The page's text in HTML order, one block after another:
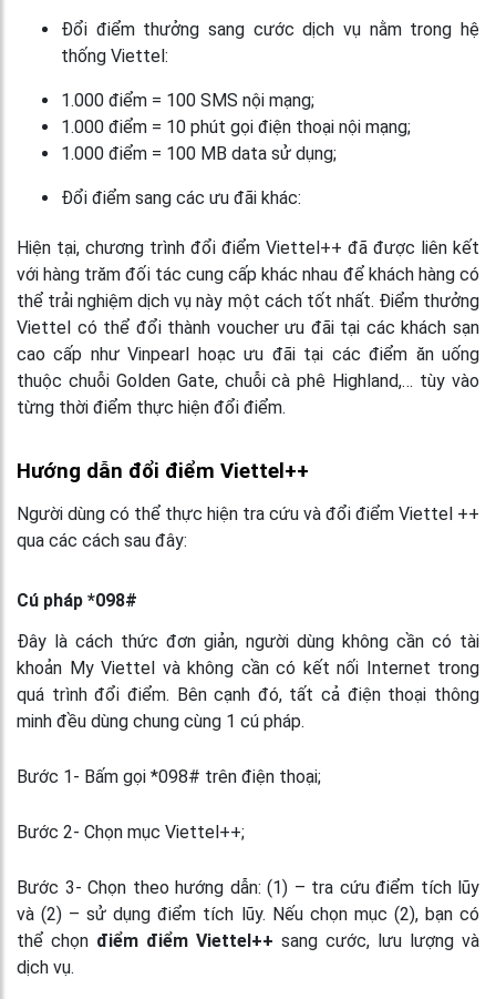
Đổi điểm thưởng sang cước dịch vụ nằm trong hệ
thống Viettel:
1.000 điểm = 100 SMS nội mạng;
1.000 điểm = 10 phút gọi điện thoại nội mạng;
1.000 điểm = 100 MB data sử dụng;
Đổi điểm sang các ưu đãi khác:
Hiện tại, chương trình đổi điểm Viettel++ đã được liên kết
với hàng trăm đối tác cung cấp khác nhau để khách hàng có
thể trải nghiệm dịch vụ này một cách tốt nhất. Điểm thưởng
Viettel có thể đổi thành voucher ưu đãi tại các khách sạn
cao cấp như Vinpearl hoạc ưu đãi tại các điểm ăn uống
thuộc chuỗi Golden Gate, chuỗi cà phê Highland,… tùy vào
từng thời điểm thực hiện đổi điểm.
Hướng dẫn đổi điểm Viettel++
Người dùng có thể thực hiện tra cứu và đổi điểm Viettel ++
qua các cách sau đây:
Cú pháp *098#
Đây là cách thức đơn giản, người dùng không cần có tài
khoản My Viettel và không cần có kết nối Internet trong
quá trình đổi điểm. Bên cạnh đó, tất cả điện thoại thông
minh đều dùng chung cùng 1 cú pháp.
Bước 1- Bấm gọi *098# trên điện thoại;
Bước 2- Chọn mục Viettel++;
Bước 3- Chọn theo hướng dẫn: (1) – tra cứu điểm tích lũy
và (2) – sử dụng điểm tích lũy. Nếu chọn mục (2), bạn có
thể chọn điểm điểm Viettel++ sang cước, lưu lượng và
dịch vụ.